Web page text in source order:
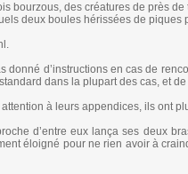
bourzous, des créatures de près
deux boules hérissées de piques
donné d’instructions en cas de
dans la plupart des cas, et
à leurs appendices, ils ont
d’entre eux lança ses deux
éloigné pour ne rien avoir à